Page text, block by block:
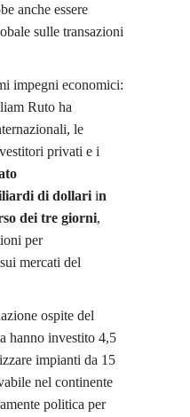
anche essere
sulle transazioni
impegni economici:
Ruto ha
le
privati e i
di dollari in
dei tre giorni,
per
mercati del
ospite del
hanno investito 4,5
impianti da 15
nel continente
politica per